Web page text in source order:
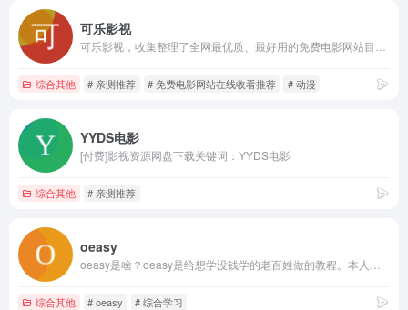
可乐影视
综合其他 # 亲测推荐 # 免费电影网站在线收看推荐 # 动漫
YYDS电影
[付费]影视资源网盘下载关键词：YYDS电影
综合其他 # 亲测推荐
oeasy
综合其他 # oeasy # 综合学习